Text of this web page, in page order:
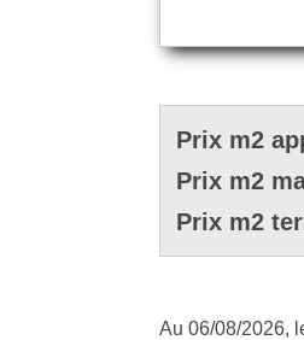
Prix m2
Prix m2
Prix m2
Au 06/08/2026,